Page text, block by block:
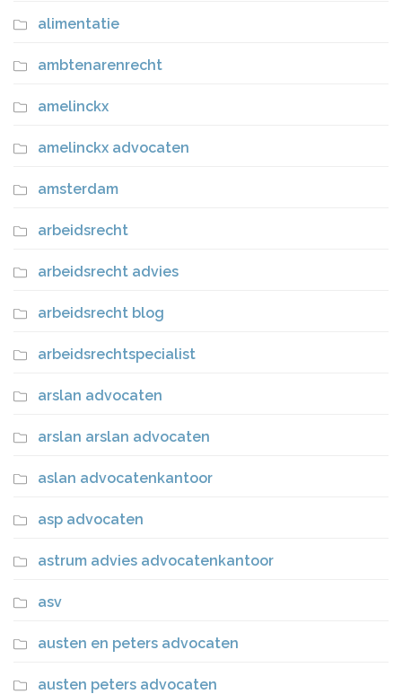
alimentatie
ambtenarenrecht
amelinckx
amelinckx advocaten
amsterdam
arbeidsrecht
arbeidsrecht advies
arbeidsrecht blog
arbeidsrechtspecialist
arslan advocaten
arslan arslan advocaten
aslan advocatenkantoor
asp advocaten
astrum advies advocatenkantoor
asv
austen en peters advocaten
austen peters advocaten